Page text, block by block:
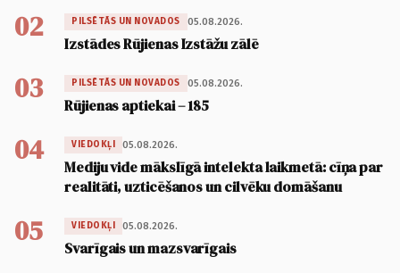
02 PILSĒTĀS UN NOVADOS 05.08.2026.
Izstādes Rūjienas Izstāžu zālē
03 PILSĒTĀS UN NOVADOS 05.08.2026.
Rūjienas aptiekai – 185
04 VIEDOKĻI 05.08.2026.
Mediju vide mākslīgā intelekta laikmetā: cīņa par
realitāti, uzticēšanos un cilvēku domāšanu
05 VIEDOKĻI 05.08.2026.
Svarīgais un mazsvarīgais